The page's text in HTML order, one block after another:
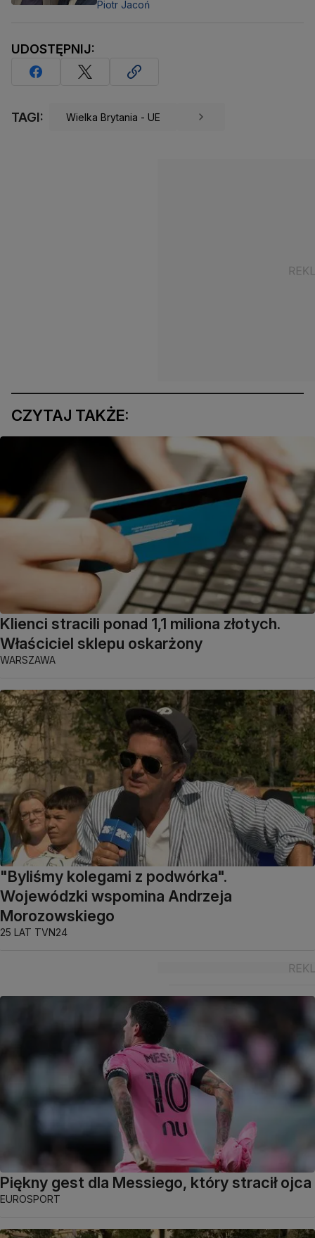
Piotr Jacoń
UDOSTĘPNIJ:
TAGI: Wielka Brytania - UE
CZYTAJ TAKŻE:
Klienci stracili ponad 1,1 miliona złotych.
Właściciel sklepu oskarżony
WARSZAWA
"Byliśmy kolegami z podwórka".
Wojewódzki wspomina Andrzeja
Morozowskiego
25 LAT TVN24
Piękny gest dla Messiego, który stracił ojca
EUROSPORT